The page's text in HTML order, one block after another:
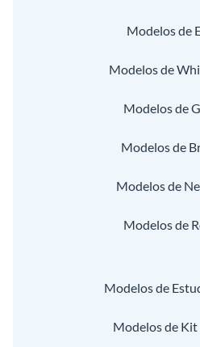
Modelos de
Modelos de
Modelos de
Modelos de
Modelos de
Modelos de
Modelos de
Modelos de